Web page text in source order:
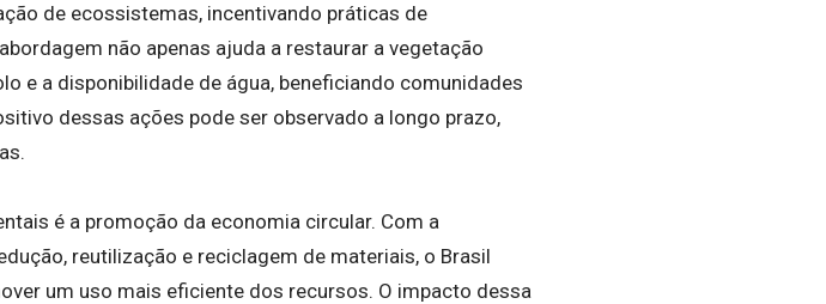
de ecossistemas, incentivando práticas de
não apenas ajuda a restaurar a vegetação
e a disponibilidade de água, beneficiando comunidades
dessas ações pode ser observado a longo prazo,
é a promoção da economia circular. Com a
reutilização e reciclagem de materiais, o Brasil
um uso mais eficiente dos recursos. O impacto dessa